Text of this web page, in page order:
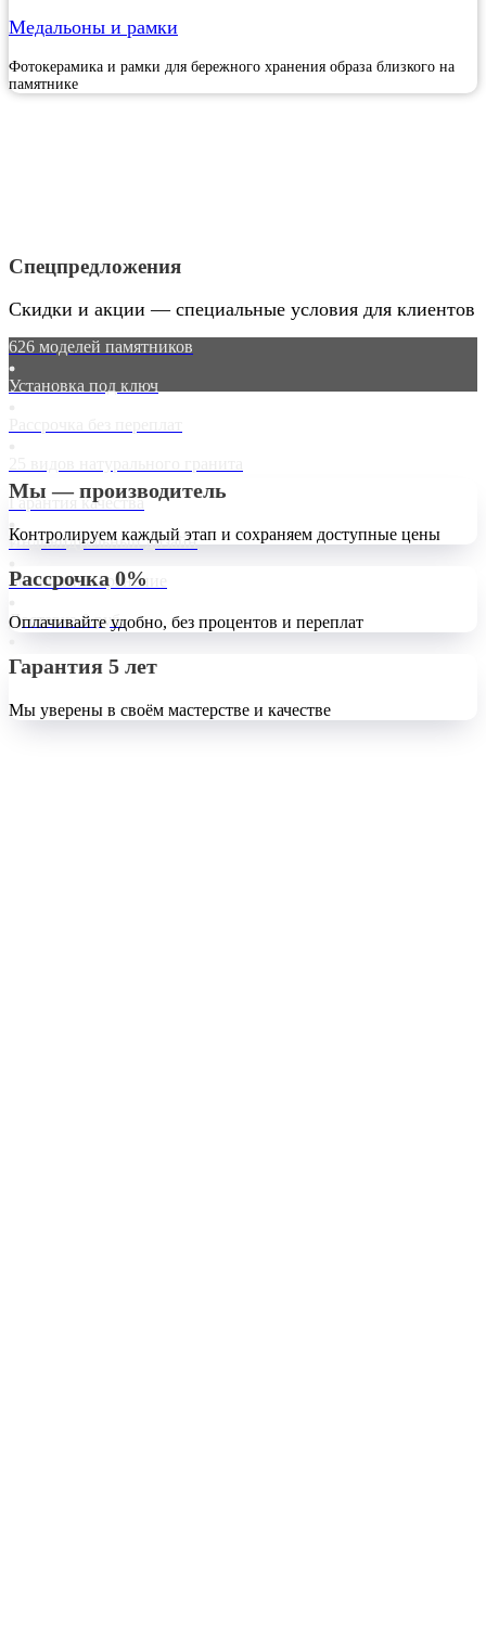
Медальоны и рамки
Фотокерамика и рамки для бережного хранения образа близкого на
памятнике
Спецпредложения
Скидки и акции — специальные условия для клиентов
626 моделей памятников
Установка под ключ
Гарантия качества
Индивидуальный дизайн
Бесплатное хранение
Доставка 0 руб.
Мы — производитель
Контролируем каждый этап и сохраняем доступные цены
Рассрочка 0%
Оплачивайте удобно, без процентов и переплат
Гарантия 5 лет
Мы уверены в своём мастерстве и качестве